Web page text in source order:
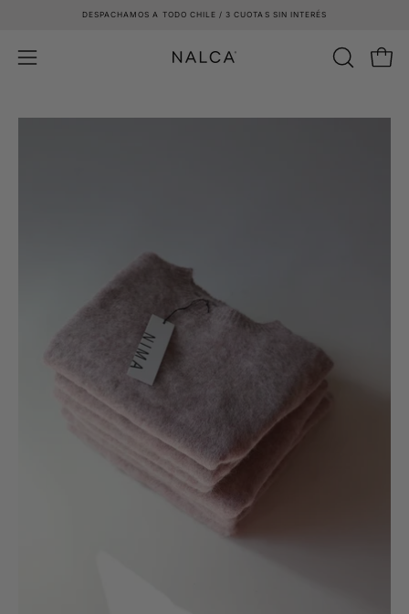
contenido
DESPACHAMOS A TODO CHILE / 3 CUOTAS SIN INTERÉS
Abrir
de
ABRIR